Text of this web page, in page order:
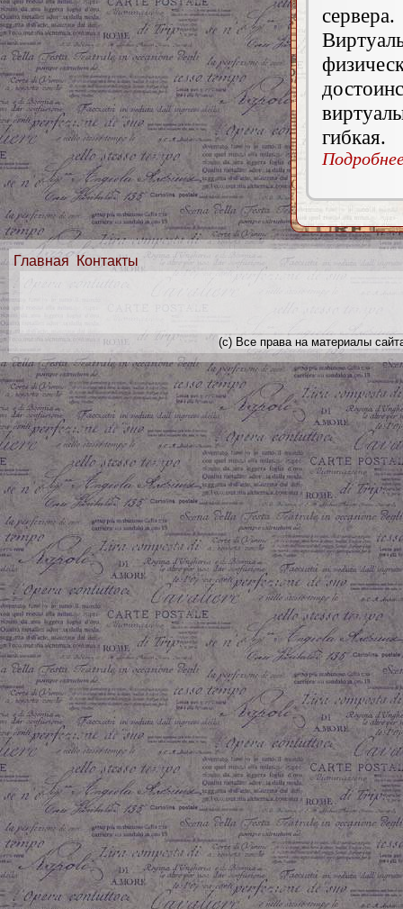
сервера.
гибкая.
Главная Контакты
(с) Все права на материалы